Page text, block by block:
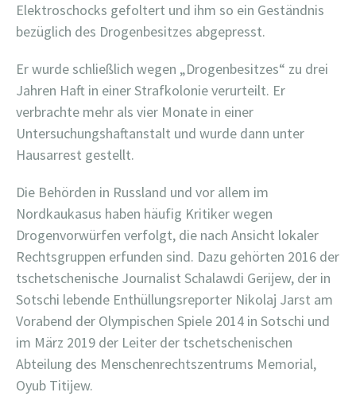
Elektroschocks gefoltert und ihm so ein Geständnis
bezüglich des Drogenbesitzes abgepresst.
Er wurde schließlich wegen „Drogenbesitzes“ zu drei
Jahren Haft in einer Strafkolonie verurteilt. Er
verbrachte mehr als vier Monate in einer
Untersuchungshaftanstalt und wurde dann unter
Hausarrest gestellt.
Die Behörden in Russland und vor allem im
Nordkaukasus haben häufig Kritiker wegen
Drogenvorwürfen verfolgt, die nach Ansicht lokaler
Rechtsgruppen erfunden sind. Dazu gehörten 2016 der
tschetschenische Journalist Schalawdi Gerijew, der in
Sotschi lebende Enthüllungsreporter Nikolaj Jarst am
Vorabend der Olympischen Spiele 2014 in Sotschi und
im März 2019 der Leiter der tschetschenischen
Abteilung des Menschenrechtszentrums Memorial,
Oyub Titijew.